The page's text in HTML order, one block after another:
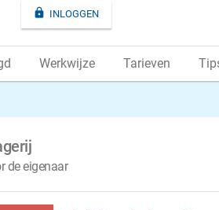
de eigenaar
 INLOGGEN
Werkwijze Tarieven